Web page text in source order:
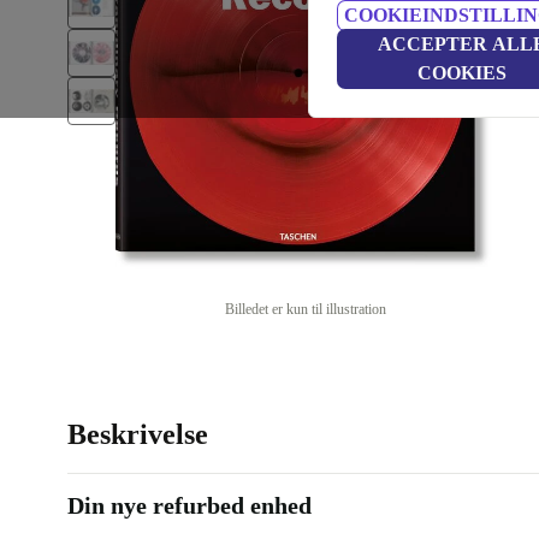
ACCEPTER
COOKIES
Billedet er kun til illustration
Beskrivelse
Din nye refurbed enhed